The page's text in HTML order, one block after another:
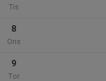
Tis
8
Ons
9
Tor